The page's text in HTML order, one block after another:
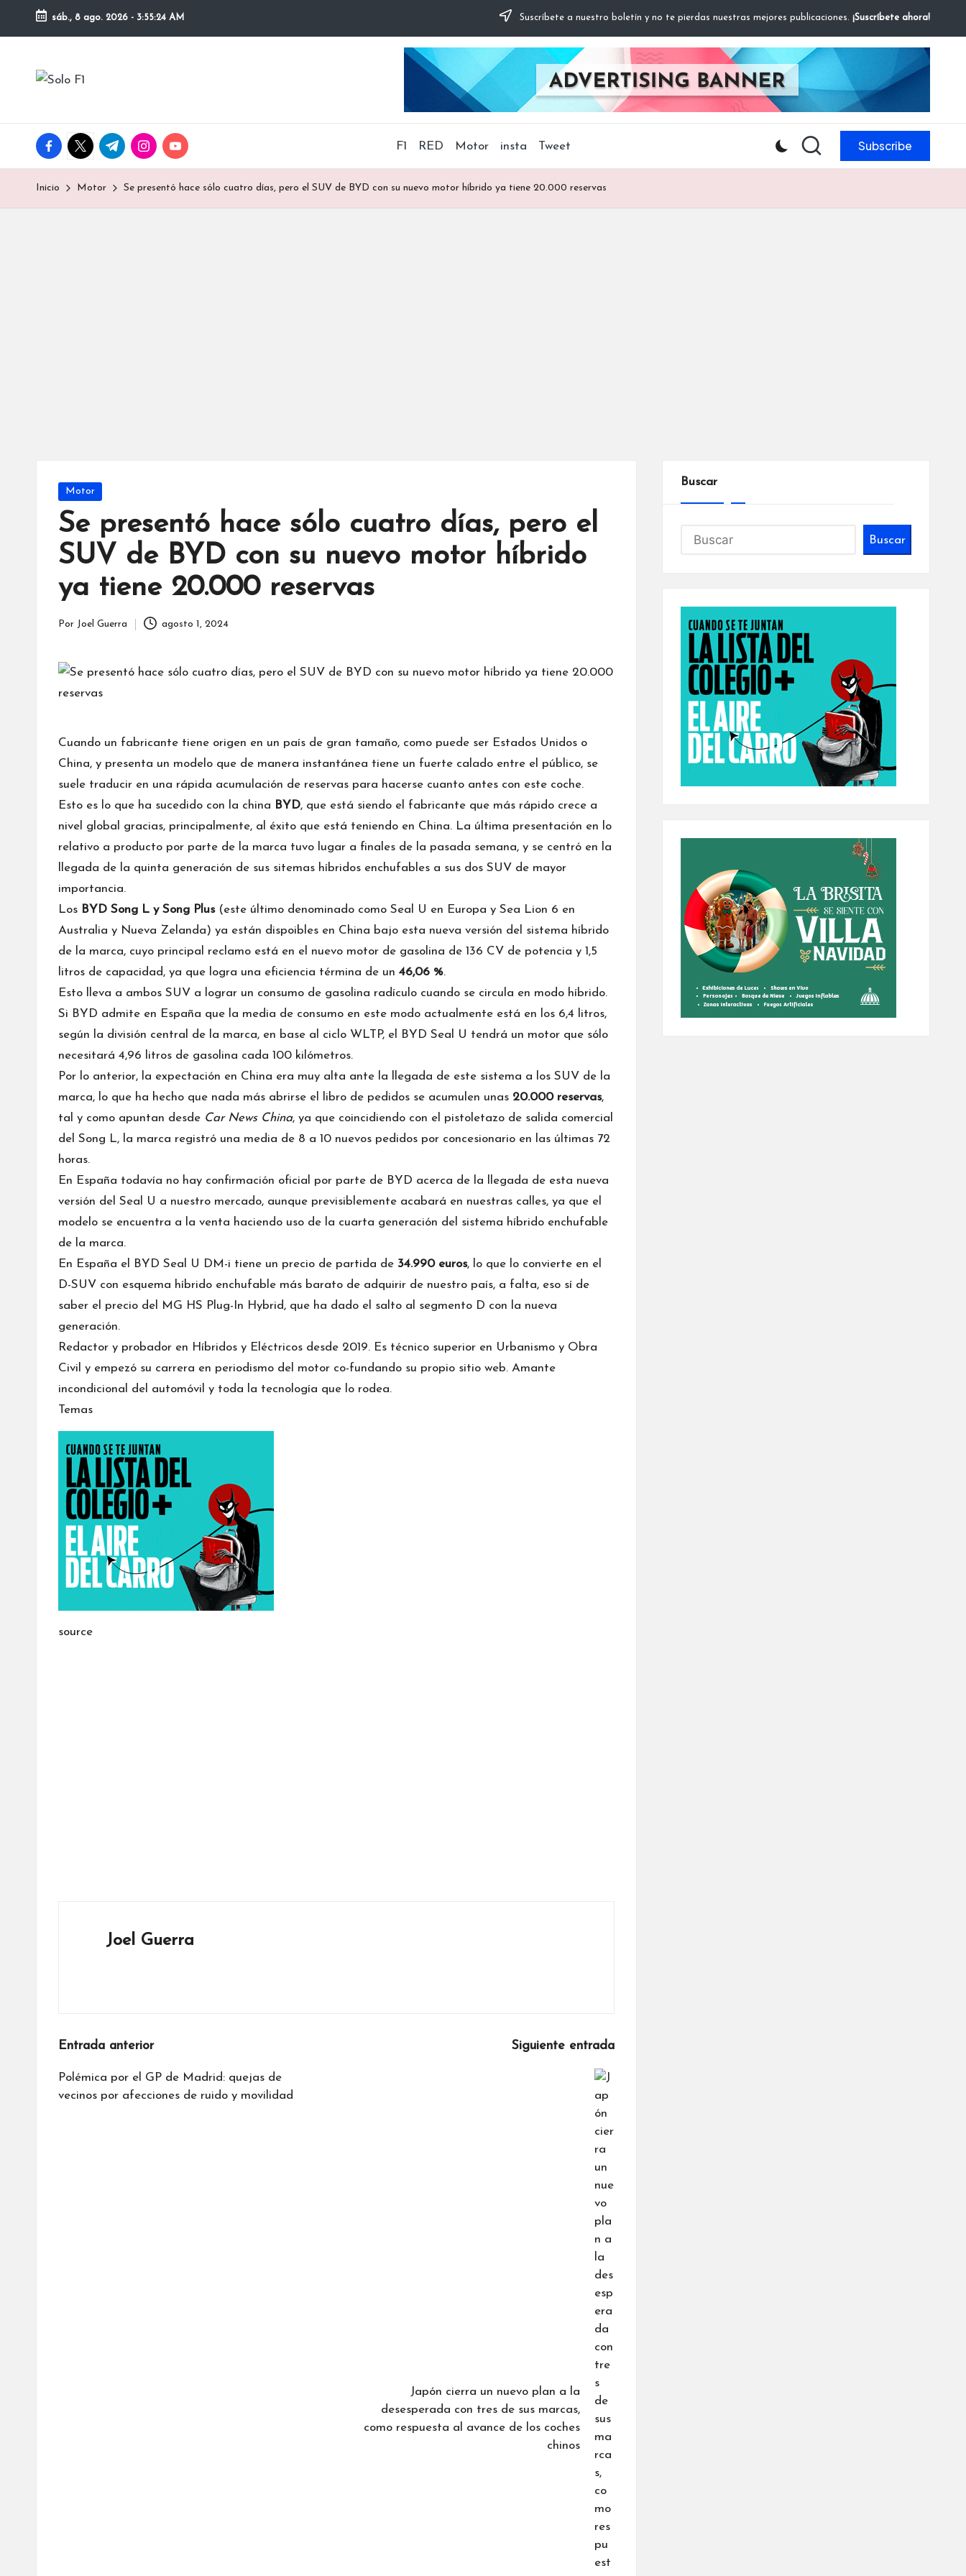
Saltar
contenido
sáb., 8 ago. 2026 - 3:55:24 AM Suscríbete a nuestro boletín y no te pierdas nuestras mejores publicaciones. ¡Suscríbete ahora!
S
l
o
F
Para
la
F1
facebook.com
twitter.com
t.me instagram.com
youtube.com F1 RED Motor insta Tweet Subscribe
Inicio Motor Se presentó hace sólo cuatro días, pero el SUV de BYD con su nuevo motor híbrido ya tiene 20.000 reservas
Publicada
en
Motor
Se presentó hace sólo cuatro días, pero el
SUV de BYD con su nuevo motor híbrido
ya tiene 20.000 reservas
Por Joel Guerra agosto 1, 2024
Cuando un fabricante tiene origen en un país de gran tamaño, como puede ser Estados Unidos o
China, y presenta un modelo que de manera instantánea tiene un fuerte calado entre el público, se
suele traducir en una rápida acumulación de reservas para hacerse cuanto antes con este coche.
Esto es lo que ha sucedido con la china BYD, que está siendo el fabricante que más rápido crece a
nivel global gracias, principalmente, al éxito que está teniendo en China. La última presentación en lo
relativo a producto por parte de la marca tuvo lugar a finales de la pasada semana, y se centró en la
llegada de la quinta generación de sus sitemas híbridos enchufables a sus dos SUV de mayor
importancia.
Los BYD Song L y Song Plus(este último denominado como Seal U en Europa y Sea Lion 6 en
Australia y Nueva Zelanda) ya están dispoibles en China bajo esta nueva versión del sistema híbrido
de la marca, cuyo principal reclamo está en el nuevo motor de gasolina de 136 CV de potencia y 1,5
litros de capacidad, ya que logra una eficiencia términa de un 46,06 %.
Esto lleva a ambos SUV a lograr un consumo de gasolina radículo cuando se circula en modo híbrido.
Si BYD admite en España que la media de consumo en este modo actualmente está en los 6,4 litros,
según la división central de la marca, en base al ciclo WLTP, el BYD Seal U tendrá un motor que sólo
necesitará 4,96 litros de gasolina cada 100 kilómetros.
Por lo anterior, la expectación en China era muy alta ante la llegada de este sistema a los SUV de la
marca, lo que ha hecho que nada más abrirse el libro de pedidos se acumulen unas 20.000 reservas,
tal y como apuntan desde Car News China, ya que coincidiendo con el pistoletazo de salida comercial
del Song L, la marca registró una media de 8 a 10 nuevos pedidos por concesionario en las últimas 72
horas.
En España todavía no hay confirmación oficial por parte de BYD acerca de la llegada de esta nueva
versión del Seal U a nuestro mercado, aunque previsiblemente acabará en nuestras calles, ya que el
modelo se encuentra a la venta haciendo uso de la cuarta generación del sistema híbrido enchufable
de la marca.
En España el BYD Seal U DM-i tiene un precio de partida de 34.990 euros, lo que lo convierte en el
D-SUV con esquema híbrido enchufable más barato de adquirir de nuestro país, a falta, eso sí de
saber el precio del MG HS Plug-In Hybrid, que ha dado el salto al segmento D con la nueva
generación.
Redactor y probador en Híbridos y Eléctricos desde 2019. Es técnico superior en Urbanismo y Obra
Civil y empezó su carrera en periodismo del motor co-fundando su propio sitio web. Amante
incondicional del automóvil y toda la tecnología que lo rodea.
Temas
source
Joel Guerra
Navegación
de
Entrada anterior
Polémica por el GP de Madrid: quejas de
vecinos por afecciones de ruido y movilidad
Siguiente entrada
Japón cierra un nuevo plan a la
desesperada con tres de sus marcas,
como respuesta al avance de los coches
chinos
Buscar
Buscar